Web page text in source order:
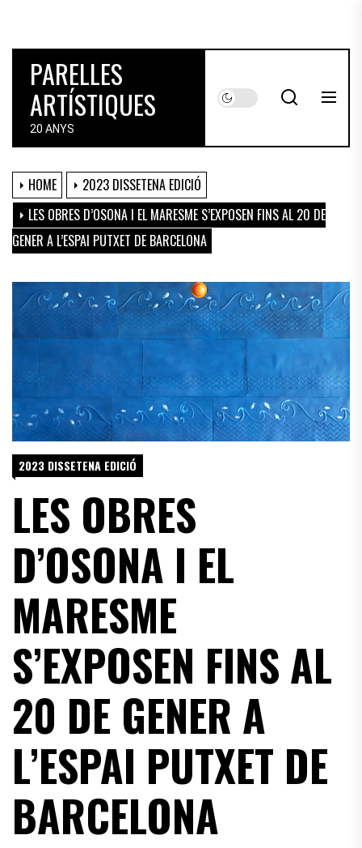
the
contentPARELLES
ARTÍSTIQUES
20 ANYS
HOME
2023 DISSETENA EDICIÓ
LES OBRES D’OSONA I EL MARESME S’EXPOSEN FINS AL 20 DE
GENER A L’ESPAI PUTXET DE BARCELONA
2023 DISSETENA EDICIÓ
LES OBRES
D’OSONA I EL
MARESME
S’EXPOSEN FINS AL
20 DE GENER A
L’ESPAI PUTXET DE
BARCELONA